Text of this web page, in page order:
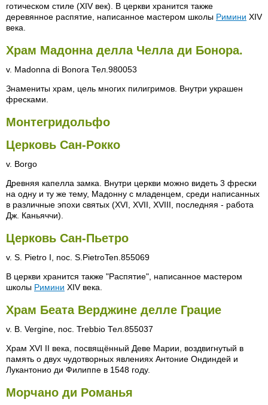
готическом стиле (XIV век). В церкви хранится также
деревянное распятие, написанное мастером школы Римини XIV
века.
Храм Мадонна делла Челла ди Бонора.
v. Madonna di Bonora Тел.980053
Знамениты храм, цель многих пилигримов. Внутри украшен
фресками.
Монтегридольфо
Церковь Сан-Рокко
v. Borgo
Древняя капелла замка. Внутри церкви можно видеть 3 фрески
на одну и ту же тему, Мадонну с младенцем, среди написанных
в различные эпохи святых (XVI, XVII, XVIII, последняя - работа
Дж. Каньяччи).
Церковь Сан-Пьетро
v. S. Pietro I, noc. S.PietroTen.855069
В церкви хранится также "Распятие", написанное мастером
школы Римини XIV века.
Храм Беата Верджине делле Грацие
v. В. Vergine, noc. Trebbio Тел.855037
Храм XVI II века, посвящённый Деве Марии, воздвигнутый в
память о двух чудотворных явлениях Антоние Ондиндей и
Лукантонио ди Филиппе в 1548 году.
Морчано ди Романья